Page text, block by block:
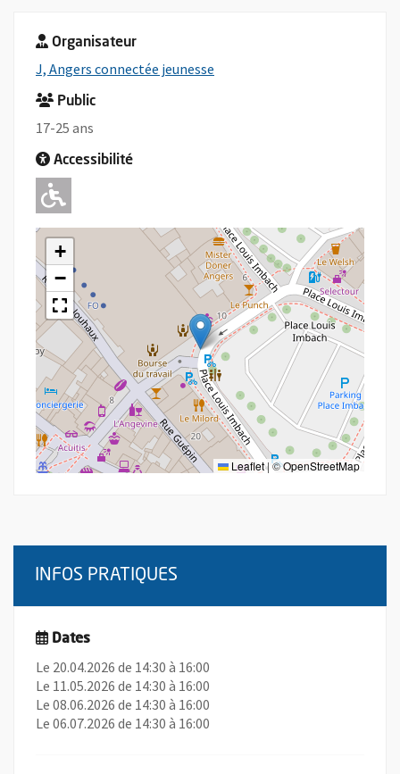
Organisateur
J, Angers connectée jeunesse
Public
17-25 ans
Accessibilité
Adapté pour l'handicap Moteur
+
−
Leaflet|©OpenStreetMap
INFOS PRATIQUES
Dates
Le 20.04.2026 de 14:30 à 16:00
Le 11.05.2026 de 14:30 à 16:00
Le 08.06.2026 de 14:30 à 16:00
Le 06.07.2026 de 14:30 à 16:00